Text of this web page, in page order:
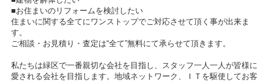
■お住まいのリフォームを検討したい
住まいに関する全てにワンストップでご対応させて頂く事が出来ま
す。
ご相談・お見積り・査定は“全て”無料にて承らせて頂きます。
私たちは緑区で一番親切な会社を目指し、スタッフ一人一人が皆様に
愛される会社を目指します。地域ネットワーク、ＩＴを駆使してお客